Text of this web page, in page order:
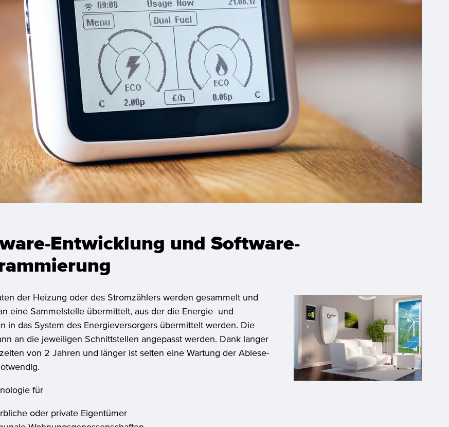
Entwicklung und Software-
der Heizung oder des Stromzählers werden gesammelt und
eine Sammelstelle übermittelt, aus der die Energie- und
in das System des Energieversorgers übermittelt werden. Die
an die jeweiligen Schnittstellen angepasst werden. Dank langer
von 2 Jahren und länger ist selten eine Wartung der Ablese-
für
oder private Eigentümer